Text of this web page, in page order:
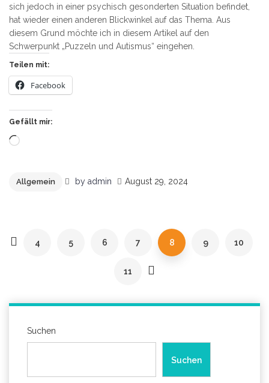
sich jedoch in einer psychisch gesonderten Situation befindet,
hat wieder einen anderen Blickwinkel auf das Thema. Aus
diesem Grund möchte ich in diesem Artikel auf den
Schwerpunkt „Puzzeln und Autismus“ eingehen.
Teilen mit:
Facebook
Gefällt mir:
Wird
Allgemein by admin August 29, 2024
4 5 6 7 8 9 10
11
Suchen
Suchen